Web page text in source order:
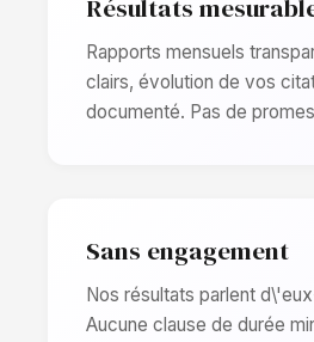
Résultats
Rapports mensuels
clairs, évolution de vos
documenté. Pas de
Sans engagement
Nos résultats parlent
Aucune clause de durée